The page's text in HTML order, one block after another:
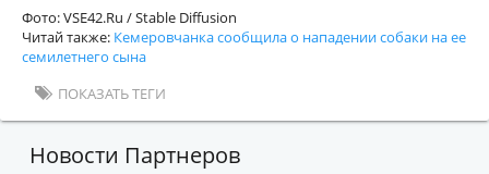
Фото: VSE42.Ru / Stable Diffusion
Читай также: Кемеровчанка сообщила о нападении собаки на ее
семилетнего сына
ПОКАЗАТЬ ТЕГИ
Новости Партнеров